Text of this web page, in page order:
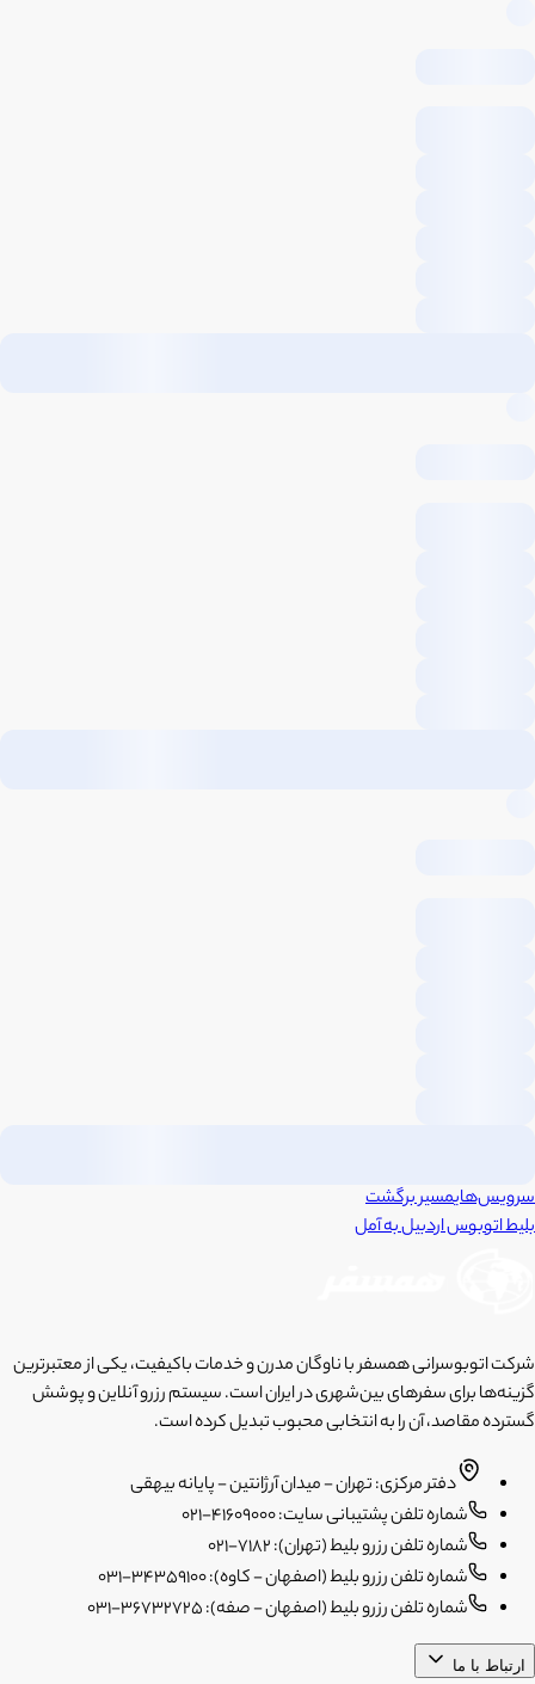
سرویس‌هایمسیر برگشت
بلیط اتوبوساردبیلبهآمل
شرکت اتوبوسرانی همسفر با ناوگان مدرن و خدمات باکیفیت، یکی از معتبرترین
گزینه‌ها برای سفرهای بین‌شهری در ایران است. سیستم رزرو آنلاین و پوشش
گسترده مقاصد، آن را به انتخابی محبوب تبدیل کرده است.
دفتر مرکزی: تهران - میدان آرژانتین - پایانه بیهقی
شماره تلفن پشتیبانی سایت: 41609000-021
شماره تلفن رزرو بلیط (تهران): 7182-021
شماره تلفن رزرو بلیط (اصفهان - کاوه): 34359100-031
شماره تلفن رزرو بلیط (اصفهان - صفه): 36732725-031
ارتباط با ما